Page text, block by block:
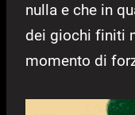
nulla e che in
dei giochi finiti
momento di